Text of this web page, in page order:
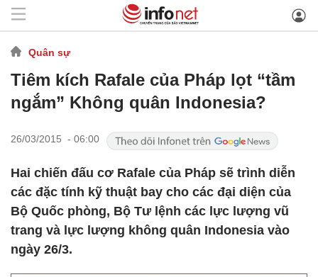
Quân sự
Tiêm kích Rafale của Pháp lọt “tầm
ngắm” Không quân Indonesia?
26/03/2015 - 06:00
Hai chiến đấu cơ Rafale của Pháp sẽ trình diễn
các đặc tính kỹ thuật bay cho các đại diện của
Bộ Quốc phòng, Bộ Tư lệnh các lực lượng vũ
trang và lực lượng không quân Indonesia vào
ngày 26/3.